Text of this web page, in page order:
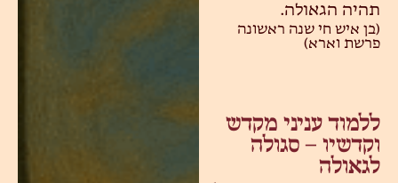
תהיה הגאולה.
(בן איש חי שנה ראשונה
פרשת וארא)
ללמוד עניני מקדש
וקדשיו – סגולה
לגאולה